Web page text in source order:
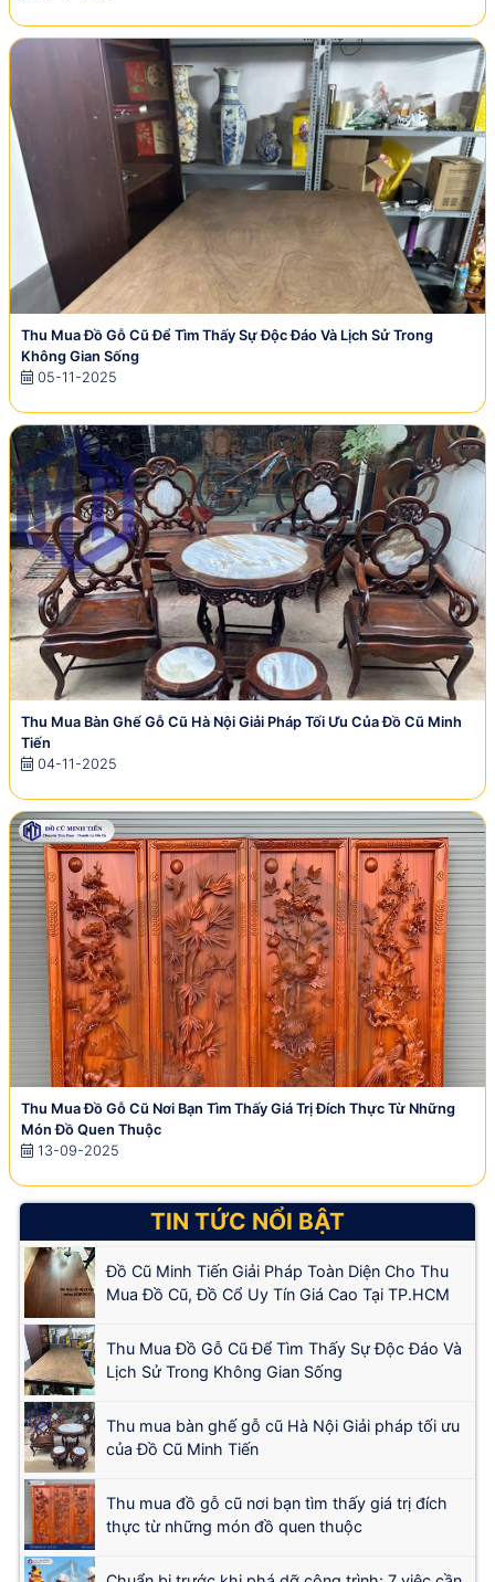
Thu Mua Đồ Gỗ Cũ Để Tìm Thấy Sự Độc Đáo Và Lịch Sử Trong
Không Gian Sống
05-11-2025
Thu Mua Bàn Ghế Gỗ Cũ Hà Nội Giải Pháp Tối Ưu Của Đồ Cũ Minh
Tiến
04-11-2025
Thu Mua Đồ Gỗ Cũ Nơi Bạn Tìm Thấy Giá Trị Đích Thực Từ Những
Món Đồ Quen Thuộc
13-09-2025
TIN TỨC NỔI BẬT
Đồ Cũ Minh Tiến Giải Pháp Toàn Diện Cho Thu
Mua Đồ Cũ, Đồ Cổ Uy Tín Giá Cao Tại TP.HCM
Thu Mua Đồ Gỗ Cũ Để Tìm Thấy Sự Độc Đáo Và
Lịch Sử Trong Không Gian Sống
Thu mua bàn ghế gỗ cũ Hà Nội Giải pháp tối ưu
của Đồ Cũ Minh Tiến
Thu mua đồ gỗ cũ nơi bạn tìm thấy giá trị đích
thực từ những món đồ quen thuộc